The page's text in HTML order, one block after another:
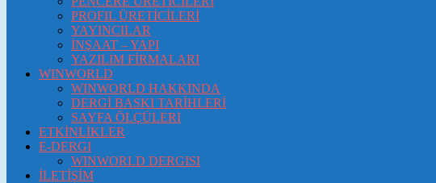
PROFIL ÜRETİCİLERİ
YAYINCILAR
İNŞAAT – YAPI
YAZILIM FİRMALARI
WINWORLD
WINWORLD HAKKINDA
DERGİ BASKI TARİHLERİ
SAYFA ÖLÇÜLERI
ETKİNLİKLER
E-DERGI
WINWORLD DERGISI
İLETİŞİM